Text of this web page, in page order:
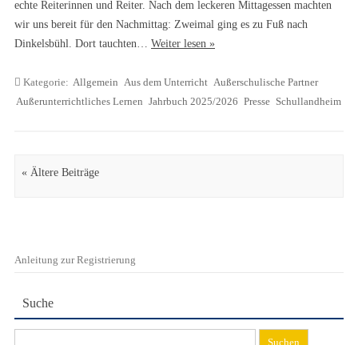
echte Reiterinnen und Reiter. Nach dem leckeren Mittagessen machten
wir uns bereit für den Nachmittag: Zweimal ging es zu Fuß nach
Dinkelsbühl. Dort tauchten… Weiter lesen »
Kategorie: Allgemein Aus dem Unterricht Außerschulische Partner
Außerunterrichtliches Lernen Jahrbuch 2025/2026 Presse Schullandheim
Artikel Navigation
« Ältere Beiträge
Anleitung zur Registrierung
Suche